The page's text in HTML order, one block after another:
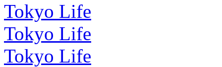
Tokyo Life
Tokyo Life
Tokyo Life